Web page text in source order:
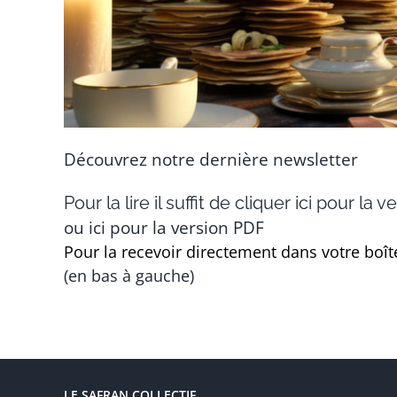
Découvrez notre dernière newsletter
Pour la lire il suffit de cliquer ici pour la
ou ici pour la version PDF
Pour la recevoir directement dans votre
(en bas à gauche)